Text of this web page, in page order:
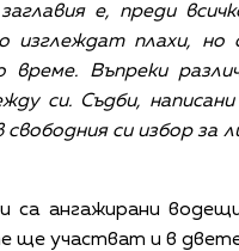
е, преди
изглеждат плахи, но
време. Въпреки
си. Съдби,
свободния си избор
са ангажирани
ще участват и в двете